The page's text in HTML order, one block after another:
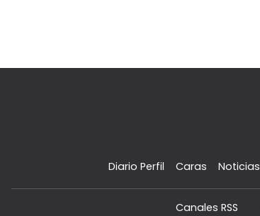
Diario Perfil Caras Noticias
Canales RSS